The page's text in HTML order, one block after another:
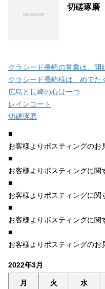
切磋琢磨
クラシード長崎の営業は、開
クラシード長崎様は、めで
広島と長崎の心は一つ
レインコート
切磋琢磨
■
お客様よりポスティングのお
■
お客様よりポスティングに関
■
お客様よりポスティングに関
■
お客様よりポスティングに関
■
お客様よりポスティングのお
2022年3月
月 火 水